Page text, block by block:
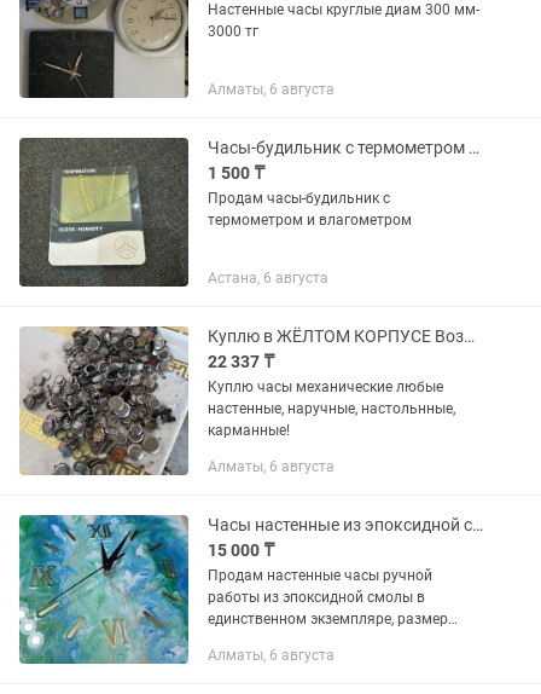
Настенные часы круглые диам 300 мм-
3000 тг
Алматы, 6 августа
Часы-будильник с термометром и влагометром
1 500 ₸
Продам часы-будильник с
термометром и влагометром
Астана, 6 августа
Куплю в ЖЁЛТОМ КОРПУСЕ Возможно Сломанные !Настенные Настольные Напольные !
22 337 ₸
Куплю часы механические любые
настенные, наручные, настольнные,
карманные!
Алматы, 6 августа
Часы настенные из эпоксидной смолы
15 000 ₸
Продам настенные часы ручной
работы из эпоксидной смолы в
единственном экземпляре, размер
праздник.
Алматы, 6 августа